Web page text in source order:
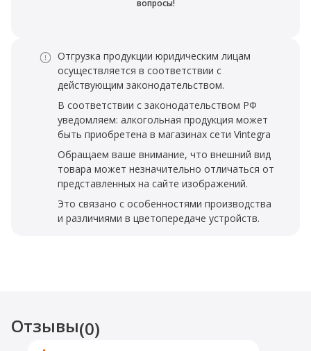
вопросы!
Отгрузка продукции юридическим лицам
осуществляется в соответствии с
действующим законодательством.
В соответствии с законодательством РФ
уведомляем: алкогольная продукция может
быть приобретена в магазинах сети Vintegra
Обращаем ваше внимание, что внешний вид
товара может незначительно отличаться от
представленных на сайте изображений.
Это связано с особенностями производства
и различиями в цветопередаче устройств.
Отзывы(0)